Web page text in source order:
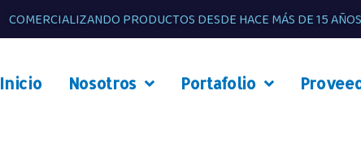
COMERCIALIZANDO PRODUCTOS DESDE HACE MÁS DE 15
Inicio Nosotros Portafolio